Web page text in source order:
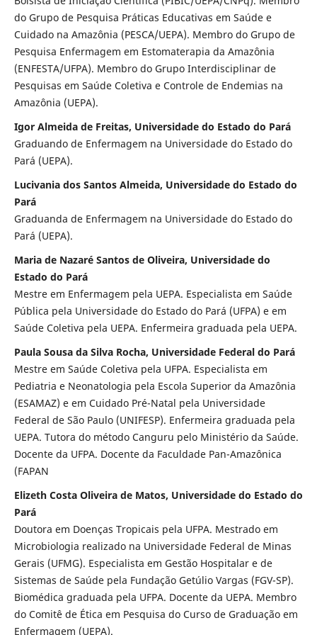
do Grupo de Pesquisa Práticas Educativas em Saúde e
Cuidado na Amazônia (PESCA/UEPA). Membro do Grupo de
Pesquisa Enfermagem em Estomaterapia da Amazônia
(ENFESTA/UFPA). Membro do Grupo Interdisciplinar de
Pesquisas em Saúde Coletiva e Controle de Endemias na
Amazônia (UEPA).
Igor Almeida de Freitas, Universidade do Estado do Pará
Graduando de Enfermagem na Universidade do Estado do
Pará (UEPA).
Lucivania dos Santos Almeida, Universidade do Estado do
Pará
Graduanda de Enfermagem na Universidade do Estado do
Pará (UEPA).
Maria de Nazaré Santos de Oliveira, Universidade do
Estado do Pará
Mestre em Enfermagem pela UEPA. Especialista em Saúde
Pública pela Universidade do Estado do Pará (UFPA) e em
Saúde Coletiva pela UEPA. Enfermeira graduada pela UEPA.
Paula Sousa da Silva Rocha, Universidade Federal do Pará
Mestre em Saúde Coletiva pela UFPA. Especialista em
Pediatria e Neonatologia pela Escola Superior da Amazônia
(ESAMAZ) e em Cuidado Pré-Natal pela Universidade
Federal de São Paulo (UNIFESP). Enfermeira graduada pela
UEPA. Tutora do método Canguru pelo Ministério da Saúde.
Docente da UFPA. Docente da Faculdade Pan-Amazônica
(FAPAN
Elizeth Costa Oliveira de Matos, Universidade do Estado do
Pará
Doutora em Doenças Tropicais pela UFPA. Mestrado em
Microbiologia realizado na Universidade Federal de Minas
Gerais (UFMG). Especialista em Gestão Hospitalar e de
Sistemas de Saúde pela Fundação Getúlio Vargas (FGV-SP).
Biomédica graduada pela UFPA. Docente da UEPA. Membro
do Comitê de Ética em Pesquisa do Curso de Graduação em
Enfermagem (UEPA).